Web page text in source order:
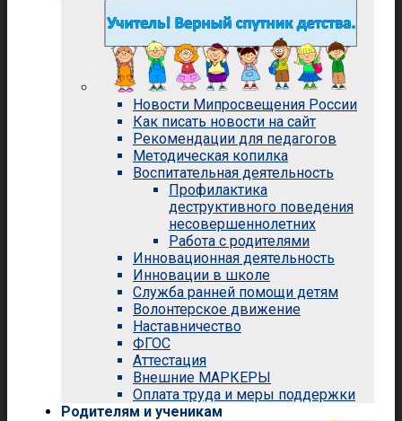
Новости Мипросвещения России
Как писать новости на сайт
Рекомендации для педагогов
Методическая копилка
Воспитательная деятельность
Профилактика
деструктивного поведения
несовершеннолетних
Работа с родителями
Инновационная деятельность
Инновации в школе
Служба ранней помощи детям
Волонтерское движение
Наставничество
ФГОС
Аттестация
Внешние МАРКЕРЫ
Оплата труда и меры поддержки
Родителям и ученикам